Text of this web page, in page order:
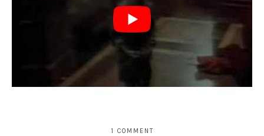
1 COMMENT